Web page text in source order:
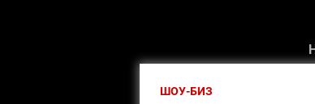
ШОУ-БИЗ